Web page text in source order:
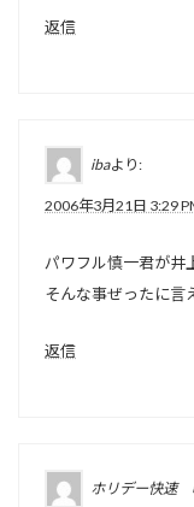
返信
ibaより:
2006年3月21日 3:29
パワフル慎一君が井
そんな事ぜったに言
返信
ホリデー快速